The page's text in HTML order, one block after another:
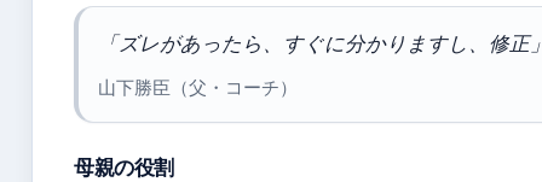
「ズレがあったら、すぐに分かりますし、修正
山下勝臣（父・コーチ）
母親の役割